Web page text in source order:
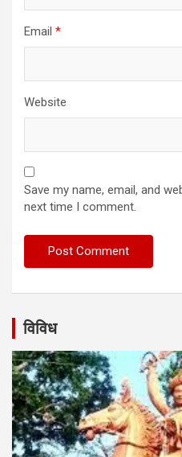
Email *
Website
Save my name, email, and
next time I comment.
विविध